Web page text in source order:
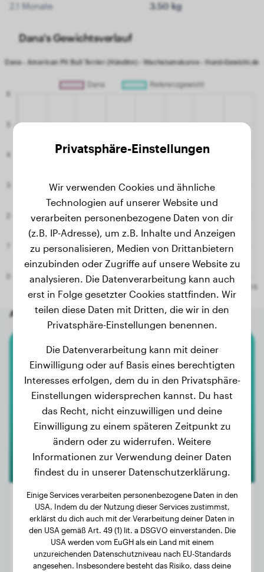
2.1 Monate 3.50 kg
Dana's Gewichtsverlauf
Andere zufällige Hunde
Weimaraner
Milo
Gewicht:
18 kg
2 Jahre, 6 Monate
Geschlecht:
Rüde
Privatsphäre-Einstellungen
Wir verwenden Cookies und ähnliche
Technologien auf unserer Website und
verarbeiten personenbezogene Daten von dir
(z.B. IP-Adresse), um z.B. Inhalte und Anzeigen
zu personalisieren, Medien von Drittanbietern
einzubinden oder Zugriffe auf unsere Website zu
analysieren. Die Datenverarbeitung kann auch
erst in Folge gesetzter Cookies stattfinden. Wir
teilen diese Daten mit Dritten, die wir in den
Privatsphäre-Einstellungen benennen.
Die Datenverarbeitung kann mit deiner
Einwilligung oder auf Basis eines berechtigten
Interesses erfolgen, dem du in den Privatsphäre-
Einstellungen widersprechen kannst. Du hast
das Recht, nicht einzuwilligen und deine
Einwilligung zu einem späteren Zeitpunkt zu
ändern oder zu widerrufen. Weitere
Informationen zur Verwendung deiner Daten
findest du in unserer Datenschutzerklärung.
Einige Services verarbeiten personenbezogene Daten in den
USA. Indem du der Nutzung dieser Services zustimmst,
erklärst du dich auch mit der Verarbeitung deiner Daten in
den USA gemäß Art. 49 (1) lit. a DSGVO einverstanden. Die
USA werden vom EuGH als ein Land mit einem
unzureichenden Datenschutzniveau nach EU-Standards
angesehen. Insbesondere besteht das Risiko, dass deine